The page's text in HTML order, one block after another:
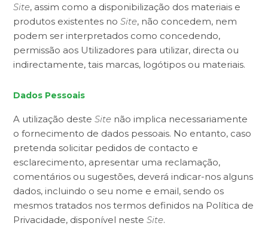
Site, assim como a disponibilização dos materiais e
produtos existentes noSite, não concedem, nem
podem ser interpretados como concedendo,
permissão aos Utilizadores para utilizar, directa ou
indirectamente, tais marcas, logótipos ou materiais.
Dados Pessoais
A utilização desteSite não implica necessariamente
o fornecimento de dados pessoais. No entanto, caso
pretenda solicitar pedidos de contacto e
esclarecimento, apresentar uma reclamação,
comentários ou sugestões, deverá indicar-nos alguns
dados, incluindo o seu nome e email, sendo os
mesmos tratados nos termos definidos na Política de
Privacidade, disponível nesteSite.